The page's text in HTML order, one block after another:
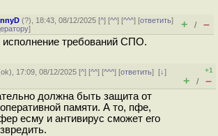
(?), 18:43, 08/12/2025 [^] [^^] [^^^] [ответить]
] + / –
исполнение требований СПО.
ok), 17:09, 08/12/2025 [^] [^^] [^^^] [ответить][↓]
+1
+ / –
должна быть защита от
памяти. А то, пфе,
есму и антивирус сможет его